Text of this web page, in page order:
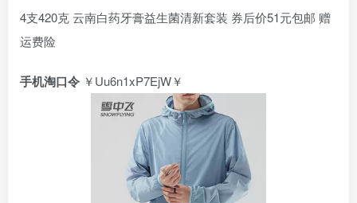
4支420克 云南白药牙膏益生菌清新套装 券后价51元包邮 赠
运费险
手机淘口令 ￥Uu6n1xP7EjW￥